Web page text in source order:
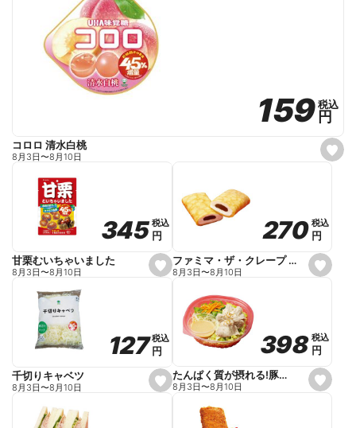
s
e
159
159税込
税込
円
円
コロロ 清水白桃
8月3日〜8月10日
s
e
o
r
i
e
345
345税込
税込
円
円
甘栗むいちゃいました
8月3日〜8月10日
s
e
o
r
i
e
270
270 税込
税込
円
円
ファミマ・ザ・クレープ 生チョコ
8月3日〜8月10日
s
e
127
127税込
税込
円
円
千切りキャベツ
8月3日〜8月10日
s
e
398
398 税込
税込
円
円
たんぱく質が摂れる!豚しゃぶのパスタサラダ
8月3日〜8月10日